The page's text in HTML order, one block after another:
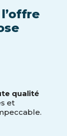
qualité
et